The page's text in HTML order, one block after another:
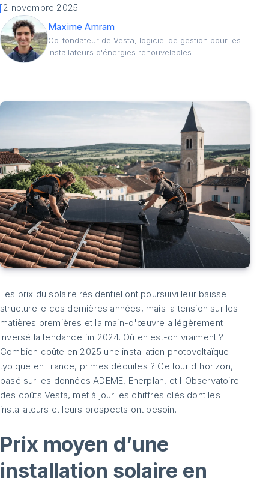
12 novembre 2025
Maxime Amram
Co-fondateur de Vesta, logiciel de gestion pour les
installateurs d'énergies renouvelables
Les prix du solaire résidentiel ont poursuivi leur baisse
structurelle ces dernières années, mais la tension sur les
matières premières et la main-d'œuvre a légèrement
inversé la tendance fin 2024. Où en est-on vraiment ?
Combien coûte en 2025 une installation photovoltaïque
typique en France, primes déduites ? Ce tour d'horizon,
basé sur les données ADEME, Enerplan, et l'Observatoire
des coûts Vesta, met à jour les chiffres clés dont les
installateurs et leurs prospects ont besoin.
Prix moyen d’une
installation solaire en